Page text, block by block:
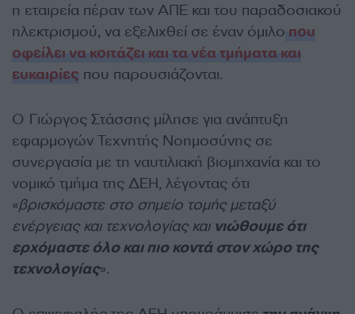
η εταιρεία πέραν των ΑΠΕ και του παραδοσιακού
ηλεκτρισμού, να εξελιχθεί σε έναν όμιλο που
οφείλει να κοιτάζει και τα νέα τμήματα και
ευκαιρίες που παρουσιάζονται.
Ο Γιώργος Στάσσης μίλησε για ανάπτυξη
εφαρμογών Τεχνητής Νοημοσύνης σε
συνεργασία με τη ναυτιλιακή βιομηχανία και το
νομικό τμήμα της ΔΕΗ, λέγοντας ότι
«βρισκόμαστε στο σημείο τομής μεταξύ
ενέργειας και τεχνολογίας και νιώθουμε ότι
ερχόμαστε όλο και πιο κοντά στον χώρο της
τεχνολογίας».